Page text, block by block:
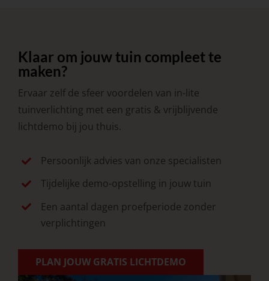
Klaar om jouw tuin compleet te
maken?
Ervaar zelf de sfeer voordelen van in-lite
tuinverlichting met een gratis & vrijblijvende
lichtdemo bij jou thuis.
Persoonlijk advies van onze specialisten
Tijdelijke demo-opstelling in jouw tuin
Een aantal dagen proefperiode zonder
verplichtingen
PLAN JOUW GRATIS LICHTDEMO